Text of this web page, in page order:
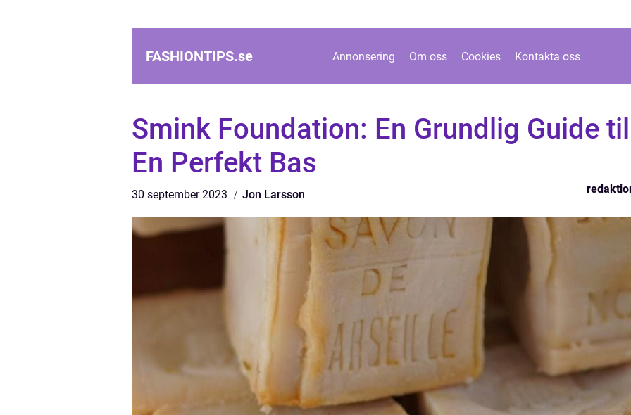
FASHIONTIPS.se Annonsering Om oss Cookies Kontakta oss
Smink Foundation: En Grundlig Guide
En Perfekt Bas
30 september 2023 Jon Larsson